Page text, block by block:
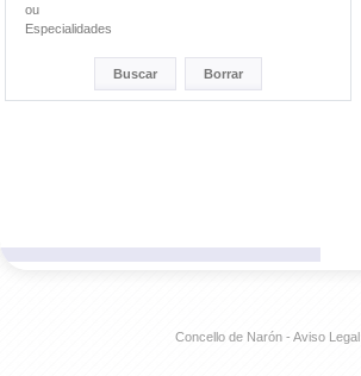
ou
Especialidades
Buscar Borrar
Concello de Narón - Aviso Legal